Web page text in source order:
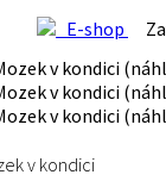
E-shop
v kondici